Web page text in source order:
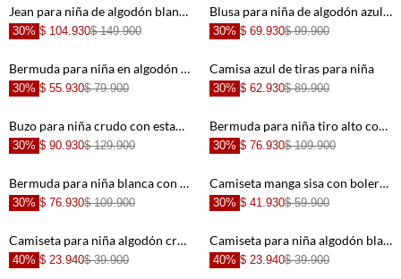
+ +
+
Jean para niña de algodón blanco mom fit con estrellas azules
30% $ 104.930$ 149.900
+
Blusa para niña de algodón azul lavado crop con lazo en el tirante
30% $ 69.930$ 99.900
Bermuda para niña en algodón color marfil tiro alto con bajo curvo runner
30% $ 55.930$ 79.900
Camisa azul de tiras para niña
30% $ 62.930$ 89.900
Buzo para niña crudo con estampado
30% $ 90.930$ 129.900
Bermuda para niña tiro alto con rotos
30% $ 76.930$ 109.900
Bermuda para niña blanca con estrellas azules
30% $ 76.930$ 109.900
Camiseta manga sisa con bolero crudo para niña
30% $ 41.930$ 59.900
Camiseta para niña algodón crema crop con estrellas estampado animal
40% $ 23.940$ 39.900
Camiseta para niña algodón blanco talle corto con bordado felino
40% $ 23.940$ 39.900